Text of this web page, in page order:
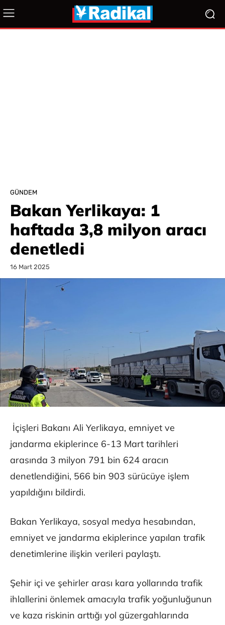
GÜNDEM
Bakan Yerlikaya: 1
haftada 3,8 milyon aracı
denetledi
16 Mart 2025
İçişleri Bakanı Ali Yerlikaya, emniyet ve
jandarma ekiplerince 6-13 Mart tarihleri
arasında 3 milyon 791 bin 624 aracın
denetlendiğini, 566 bin 903 sürücüye işlem
yapıldığını bildirdi.
Bakan Yerlikaya, sosyal medya hesabından,
emniyet ve jandarma ekiplerince yapılan trafik
denetimlerine ilişkin verileri paylaştı.
Şehir içi ve şehirler arası kara yollarında trafik
ihlallerini önlemek amacıyla trafik yoğunluğunun
ve kaza riskinin arttığı yol güzergahlarında